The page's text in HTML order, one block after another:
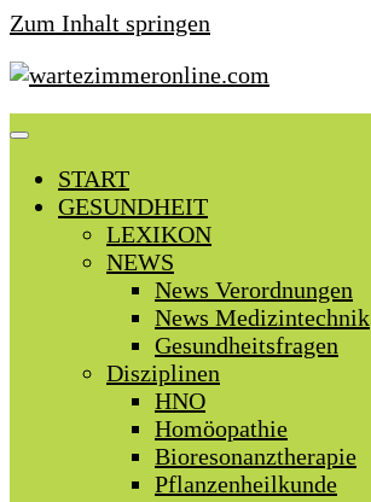
Zum Inhalt springen
START
GESUNDHEIT
LEXIKON
NEWS
News Verordnungen
News Medizintechnik
Gesundheitsfragen
Disziplinen
HNO
Homöopathie
Bioresonanztherapie
Pflanzenheilkunde